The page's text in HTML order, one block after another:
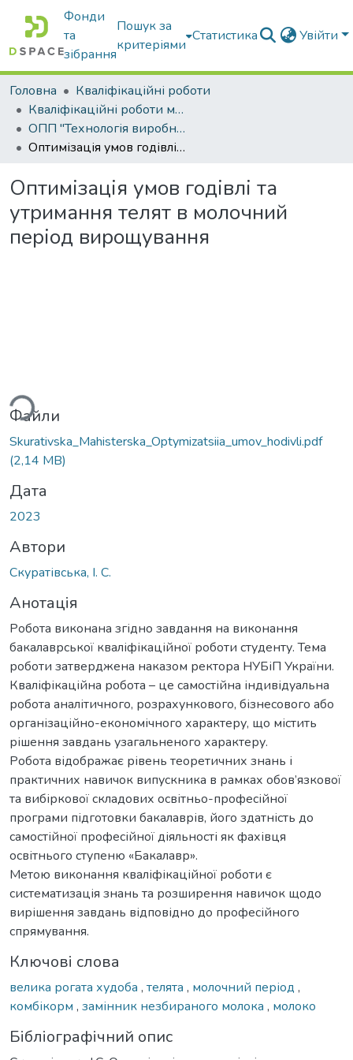
Фонди
та
зібрання
Пошук за
критеріями
Статистика Увійти
Головна
Кваліфікаційні роботи
Кваліфікаційні роботи магістрів
ОПП "Технологія виробництва і переробки продукції тваринництва"
Оптимізація умов годівлі та утримання телят в молочний період вирощування
Оптимізація умов годівлі та
утримання телят в молочний
період вирощування
Файли
Skurativska_Mahisterska_Optymizatsiia_umov_hodivli.pdf
(2,14 MB)
Дата
2023
Автори
Скуратівська, І. С.
Анотація
Робота виконана згідно завдання на виконання
бакалаврської кваліфікаційної роботи студенту. Тема
роботи затверджена наказом ректора НУБіП України.
Кваліфікаційна робота – це самостійна індивідуальна
робота аналітичного, розрахункового, бізнесового або
організаційно-економічного характеру, що містить
рішення завдань узагальненого характеру.
Робота відображає рівень теоретичних знань і
практичних навичок випускника в рамках обов’язкової
та вибіркової складових освітньо-професійної
програми підготовки бакалаврів, його здатність до
самостійної професійної діяльності як фахівця
освітнього ступеню «Бакалавр».
Метою виконання кваліфікаційної роботи є
систематизація знань та розширення навичок щодо
вирішення завдань відповідно до професійного
спрямування.
Ключові слова
велика рогата худоба , телята , молочний період ,
комбікорм , замінник незбираного молока , молоко
Бібліографічний опис